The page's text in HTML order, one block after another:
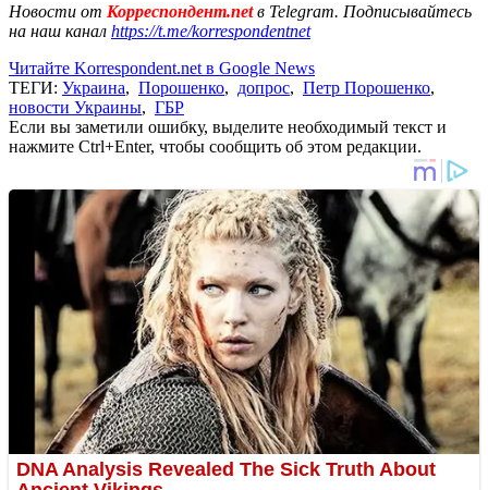
Новости от Корреспондент.netв Telegram. Подписывайтесь
на наш канал https://t.me/korrespondentnet
Читайте Korrespondent.net в Google News
ТЕГИ: Украина, Порошенко, допрос, Петр Порошенко,
новости Украины, ГБР
Если вы заметили ошибку, выделите необходимый текст и
нажмите Ctrl+Enter, чтобы сообщить об этом редакции.